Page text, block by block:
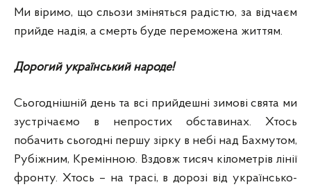
Ми віримо, що сльози зміняться радістю, за відчаєм
прийде надія, а смерть буде переможена життям.
Дорогий український народе!
Сьогоднішній день та всі прийдешні зимові свята ми
зустрічаємо в непростих обставинах. Хтось
побачить сьогодні першу зірку в небі над Бахмутом,
Рубіжним, Кремінною. Вздовж тисяч кілометрів лінії
фронту. Хтось – на трасі, в дорозі від українсько-